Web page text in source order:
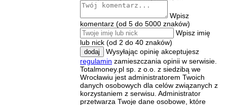
Wpisz
komentarz (od 5 do 5000 znaków)
Wpisz imię
lub nick (od 2 do 40 znaków)
dodaj
Wysyłając opinię akceptujesz
regulamin zamieszczania opinii w serwisie.
Totalmoney.pl sp. z o.o. z siedzibą we
Wrocławiu jest administratorem Twoich
danych osobowych dla celów związanych z
korzystaniem z serwisu. Administrator
przetwarza Twoje dane osobowe, które